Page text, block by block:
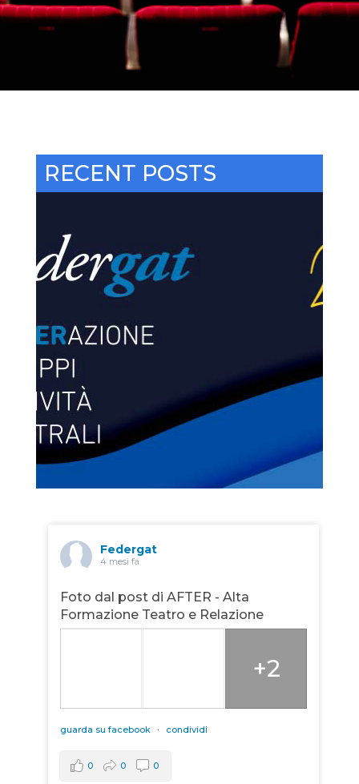
RECENT POSTS
Federgat
4 mesi fa
Foto dal post di AFTER - Alta
Formazione Teatro e Relazione
+2
guarda su facebook · condividi
0 0 0